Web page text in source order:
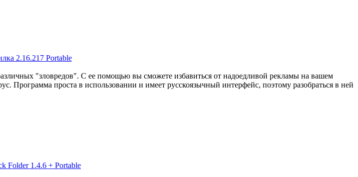
"зловредов". С ее помощью вы сможете избавиться от надоедливой рекламы на вашем
Программа проста в использовании и имеет русскоязычный интерфейс, поэтому разобраться в ней